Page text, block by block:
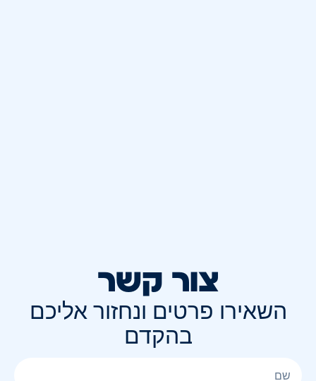
צור קשר
השאירו פרטים ונחזור אליכם
בהקדם